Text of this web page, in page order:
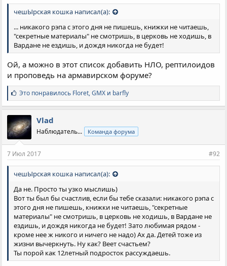
чешЫрская кошка написал(а):
... никакого рэпа с этого дня не пишешь, книжки не читаешь,
"секретные материалы" не смотришь, в церковь не ходишь, в
Вардане не ездишь, и дождя никогда не будет!
Ой, а можно в этот список добавить НЛО, рептилоидов
и проповедь на армавирском форуме?
С
и
м
п
а
т
и
:
Это понравилось Floret,GMX и barfly
Vlad
Наблюдатель... Команда форума
7 Июл 2017 #92
чешЫрская кошка написал(а):
Да не. Просто ты узко мыслишь)
Вот ты был бы счастлив, если бы тебе сказали: никакого рэпа с
этого дня не пишешь, книжки не читаешь, "секретные
материалы" не смотришь, в церковь не ходишь, в Вардане не
ездишь, и дождя никогда не будет! Зато любимая рядом -
кроме нее ж никого и ничего не надо) Ах да. Детей тоже из
жизни вычеркнуть. Ну как? Веет счастьем?
Ты порой как 12летный подросток рассуждаешь.